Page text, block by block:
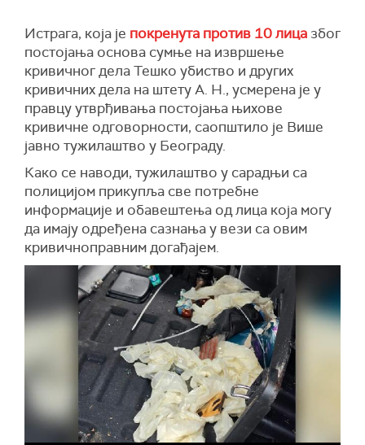
Истрага, која је покренута против 10 лица због
постојања основа сумње на извршење
кривичног дела Тешко убиство и других
кривичних дела на штету А. Н., усмерена је у
правцу утврђивања постојања њихове
кривичне одговорности, саопштило је Више
јавно тужилаштво у Београду.
Како се наводи, тужилаштво у сарадњи са
полицијом прикупља све потребне
информације и обавештења од лица која могу
да имају одређена сазнања у вези са овим
кривичноправним догађајем.